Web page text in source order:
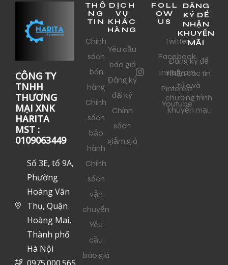
CÔNG TY
TNHH
THƯƠNG
MẠI XNK
HARITA
MST :
0109063449
Số 3E, tổ 9A,
Phường
Hoàng Văn
Thụ, Quận
Hoàng Mai,
Thành phố
Hà Nội
THÔ
NG
TIN
Chính
sách
bán
hàng
Chính
sách
bảo
hành
Chính
sách
vận
chuyển
Yêu
cầu
báo giá
DỊCH
VỤ
KHÁC
HÀNG
Yêu cầu
báo giá
Đăng ký
đại ký
Chính
sách
giảm giá
FOLL
OW
US
Twitter
Facebook
Instagram
Pinterest
Youtube
ĐĂNG
KÝ ĐỂ
NHẬN
KHUYẾN
MÃI
Đăng ký để
nhận các tin
tức và
chương trình
khuyến mại.